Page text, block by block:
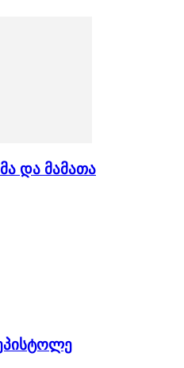
და მამათა